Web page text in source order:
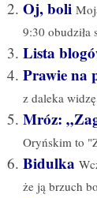
Oj, boli
9:30 obudziła
Lista
Prawie na
z daleka
Mróz:
Oryńskim to
Bidulka
że ją brzuch